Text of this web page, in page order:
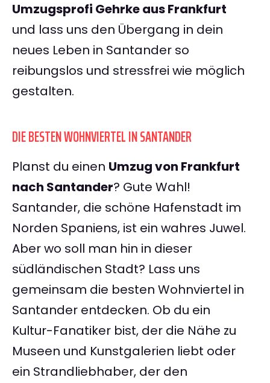
Umzugsprofi Gehrke aus Frankfurt
und lass uns den Übergang in dein
neues Leben in Santander so
reibungslos und stressfrei wie möglich
gestalten.
DIE BESTEN WOHNVIERTEL IN SANTANDER
Planst du einen Umzug von Frankfurt
nach Santander? Gute Wahl!
Santander, die schöne Hafenstadt im
Norden Spaniens, ist ein wahres Juwel.
Aber wo soll man hin in dieser
südländischen Stadt? Lass uns
gemeinsam die besten Wohnviertel in
Santander entdecken. Ob du ein
Kultur-Fanatiker bist, der die Nähe zu
Museen und Kunstgalerien liebt oder
ein Strandliebhaber, der den